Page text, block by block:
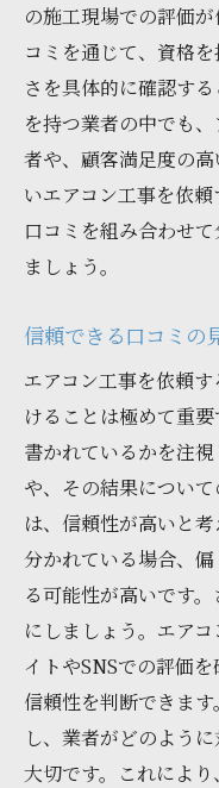
の施工現場での評価
コミを通じて、資格
さを具体的に確認す
を持つ業者の中でも
者や、顧客満足度の
いエアコン工事を依
口コミを組み合わせ
ましょう。
信頼できる口コミの
エアコン工事を依頼
けることは極めて重
書かれているかを注
や、その結果につい
は、信頼性が高いと
分かれている場合、
る可能性が高いです
にしましょう。エア
イトやSNSでの評価
信頼性を判断できま
し、業者がどのよう
大切です。これによ